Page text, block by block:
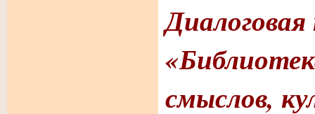
смыслов,